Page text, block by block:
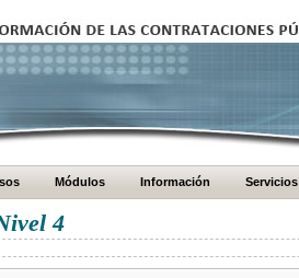
Módulos Información Servicios
4